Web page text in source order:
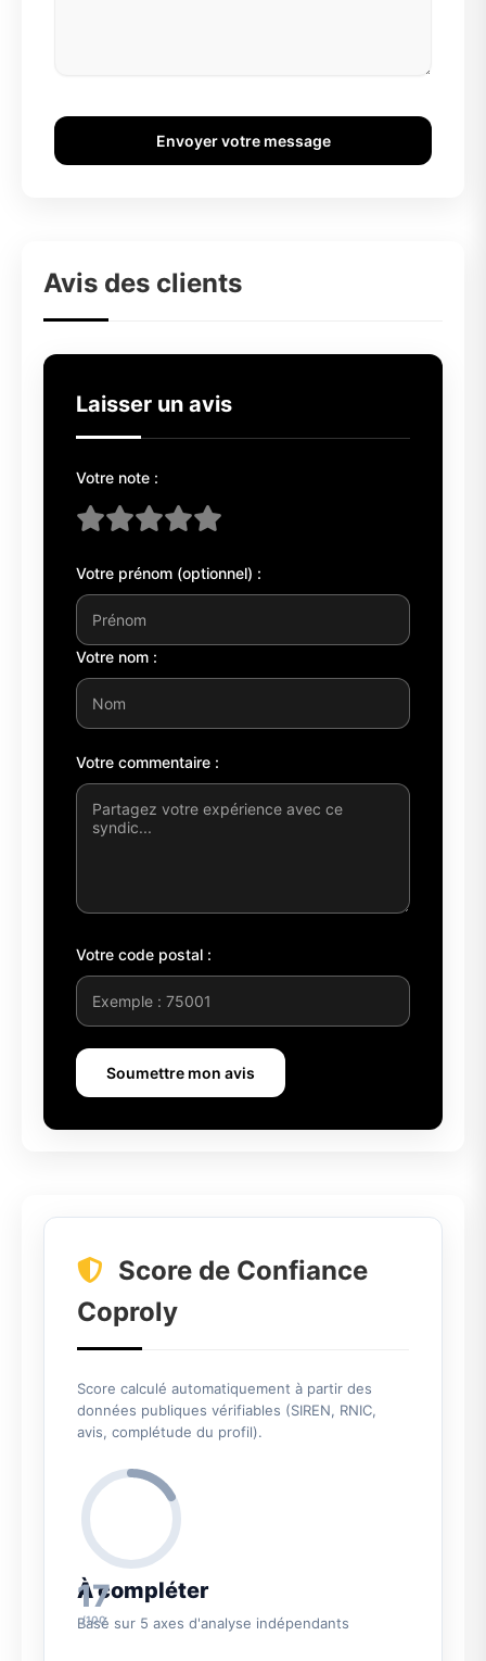
Envoyer votre message
Avis des clients
Laisser un avis
Votre note :
Votre prénom (optionnel) :
Votre nom :
Votre commentaire :
Votre code postal :
Soumettre mon avis
Score de Confiance
Coproly
Score calculé automatiquement à partir des
données publiques vérifiables (SIREN, RNIC,
avis, complétude du profil).
17
/100
À compléter
Basé sur 5 axes d'analyse indépendants